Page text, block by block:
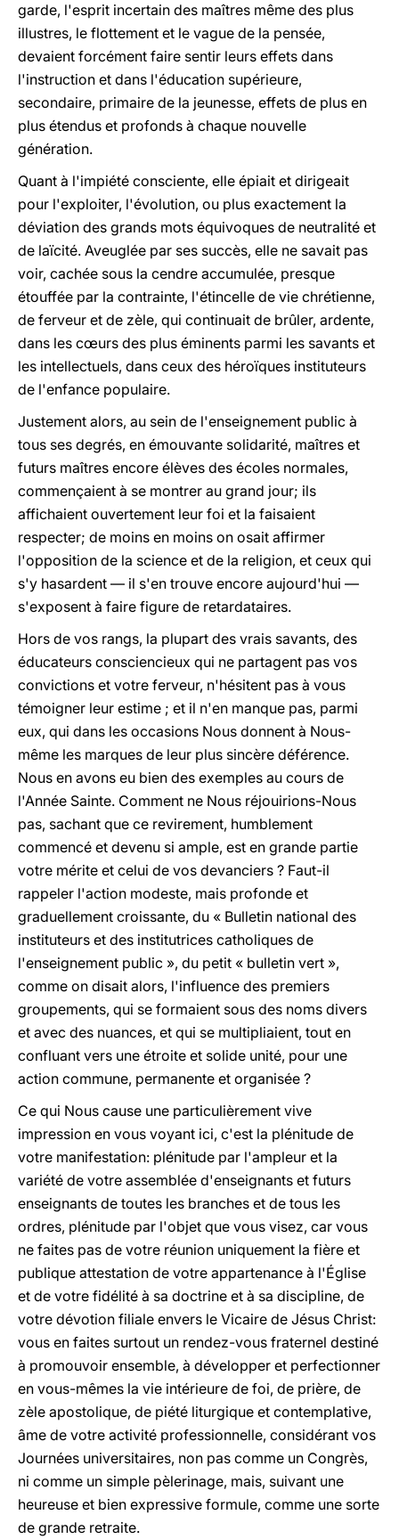
garde, l'esprit incertain des maîtres même des plus
illustres, le flottement et le vague de la pensée,
devaient forcément faire sentir leurs effets dans
l'instruction et dans l'éducation supérieure,
secondaire, primaire de la jeunesse, effets de plus en
plus étendus et profonds à chaque nouvelle
génération.
Quant à l'impiété consciente, elle épiait et dirigeait
pour l'exploiter, l'évolution, ou plus exactement la
déviation des grands mots équivoques de neutralité et
de laïcité. Aveuglée par ses succès, elle ne savait pas
voir, cachée sous la cendre accumulée, presque
étouffée par la contrainte, l'étincelle de vie chrétienne,
de ferveur et de zèle, qui continuait de brûler, ardente,
dans les cœurs des plus éminents parmi les savants et
les intellectuels, dans ceux des héroïques instituteurs
de l'enfance populaire.
Justement alors, au sein de l'enseignement public à
tous ses degrés, en émouvante solidarité, maîtres et
futurs maîtres encore élèves des écoles normales,
commençaient à se montrer au grand jour; ils
affichaient ouvertement leur foi et la faisaient
respecter; de moins en moins on osait affirmer
l'opposition de la science et de la religion, et ceux qui
s'y hasardent — il s'en trouve encore aujourd'hui —
s'exposent à faire figure de retardataires.
Hors de vos rangs, la plupart des vrais savants, des
éducateurs consciencieux qui ne partagent pas vos
convictions et votre ferveur, n'hésitent pas à vous
témoigner leur estime ; et il n'en manque pas, parmi
eux, qui dans les occasions Nous donnent à Nous-
même les marques de leur plus sincère déférence.
Nous en avons eu bien des exemples au cours de
l'Année Sainte. Comment ne Nous réjouirions-Nous
pas, sachant que ce revirement, humblement
commencé et devenu si ample, est en grande partie
votre mérite et celui de vos devanciers ? Faut-il
rappeler l'action modeste, mais profonde et
graduellement croissante, du « Bulletin national des
instituteurs et des institutrices catholiques de
l'enseignement public », du petit « bulletin vert »,
comme on disait alors, l'influence des premiers
groupements, qui se formaient sous des noms divers
et avec des nuances, et qui se multipliaient, tout en
confluant vers une étroite et solide unité, pour une
action commune, permanente et organisée ?
Ce qui Nous cause une particulièrement vive
impression en vous voyant ici, c'est la plénitude de
votre manifestation: plénitude par l'ampleur et la
variété de votre assemblée d'enseignants et futurs
enseignants de toutes les branches et de tous les
ordres, plénitude par l'objet que vous visez, car vous
ne faites pas de votre réunion uniquement la fière et
publique attestation de votre appartenance à l'Église
et de votre fidélité à sa doctrine et à sa discipline, de
votre dévotion filiale envers le Vicaire de Jésus Christ:
vous en faites surtout un rendez-vous fraternel destiné
à promouvoir ensemble, à développer et perfectionner
en vous-mêmes la vie intérieure de foi, de prière, de
zèle apostolique, de piété liturgique et contemplative,
âme de votre activité professionnelle, considérant vos
Journées universitaires, non pas comme un Congrès,
ni comme un simple pèlerinage, mais, suivant une
heureuse et bien expressive formule, comme une sorte
de grande retraite.